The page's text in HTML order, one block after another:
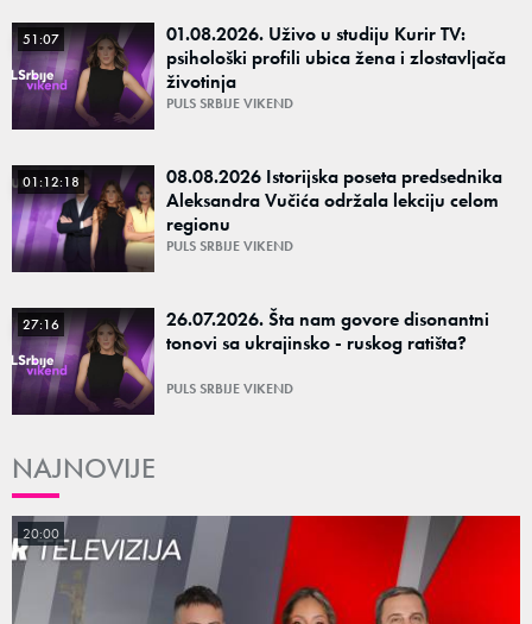
51:07
01.08.2026. Uživo u studiju Kurir TV:
psihološki profili ubica žena i zlostavljača
životinja
PULS SRBIJE VIKEND
01:12:18
08.08.2026 Istorijska poseta predsednika
Aleksandra Vučića održala lekciju celom
regionu
PULS SRBIJE VIKEND
27:16
26.07.2026. Šta nam govore disonantni
tonovi sa ukrajinsko - ruskog ratišta?
PULS SRBIJE VIKEND
NAJNOVIJE
20:00